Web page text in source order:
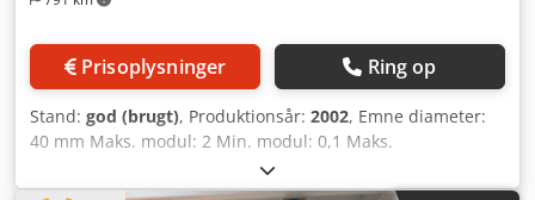
Prisoplysninger Ring op
Stand: god (brugt), Produktionsår: 2002, Emne diameter:
40 mm Maks. modul: 2 Min. modul: 0,1 Maks.
emnelængde: 665 mm Vægt: 4,5 t Spindelboringsdiameter:
82,5 mm Styring: Siemens Samlet effektbehov: 5,5 kW